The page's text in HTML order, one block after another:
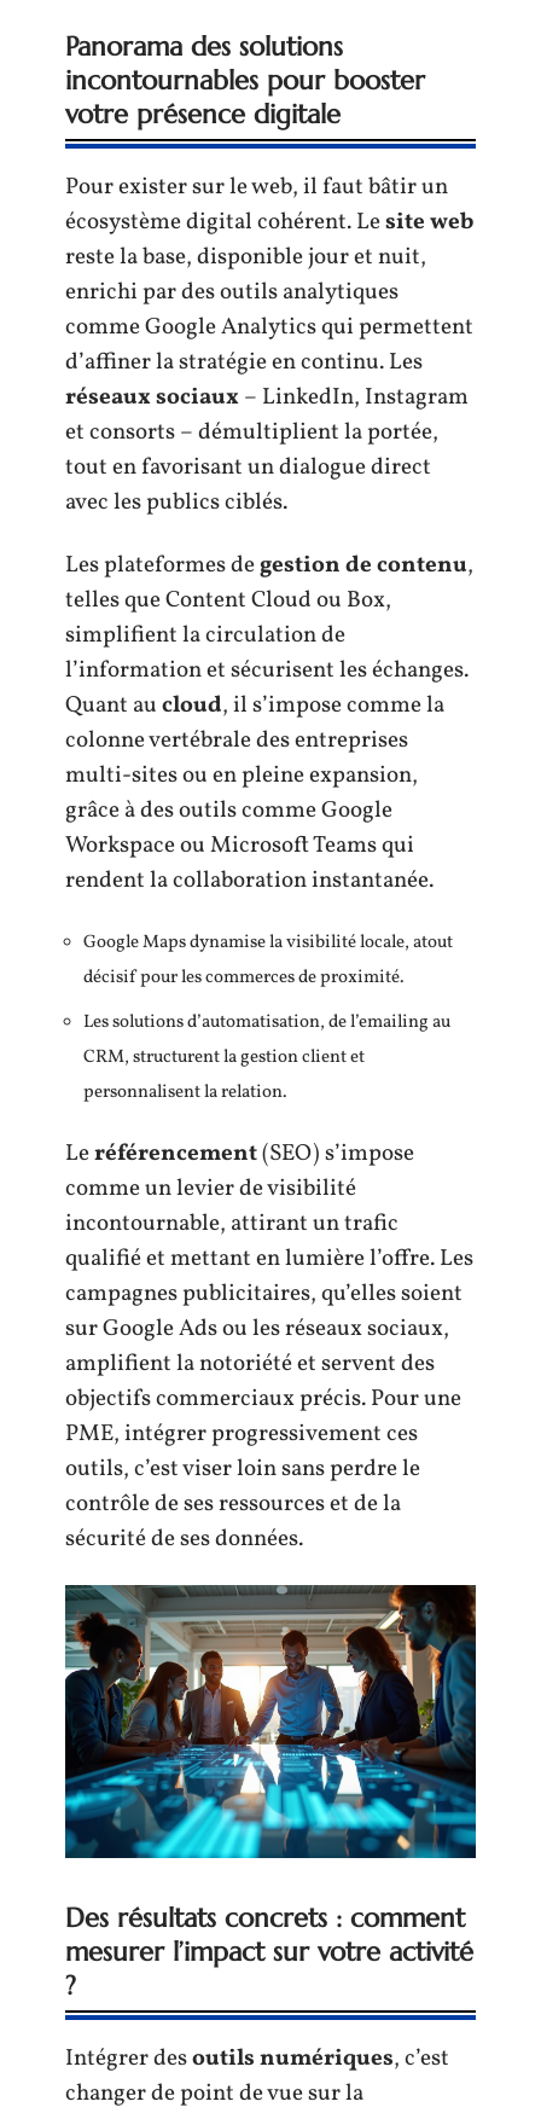
Panorama des solutions
incontournables pour booster
votre présence digitale
Pour exister sur le web, il faut bâtir un
écosystème digital cohérent. Lesite web
reste la base, disponible jour et nuit,
enrichi par des outils analytiques
comme Google Analytics qui permettent
d’affiner la stratégie en continu. Les
réseaux sociaux– LinkedIn, Instagram
et consorts – démultiplient la portée,
tout en favorisant un dialogue direct
avec les publics ciblés.
Les plateformes degestion de contenu,
telles que Content Cloud ou Box,
simplifient la circulation de
l’information et sécurisent les échanges.
Quant aucloud, il s’impose comme la
colonne vertébrale des entreprises
multi-sites ou en pleine expansion,
grâce à des outils comme Google
Workspace ou Microsoft Teams qui
rendent la collaboration instantanée.
Google Maps dynamise la visibilité locale, atout
décisif pour les commerces de proximité.
Les solutions d’automatisation, de l’emailing au
CRM, structurent la gestion client et
personnalisent la relation.
Leréférencement(SEO) s’impose
comme un levier de visibilité
incontournable, attirant un trafic
qualifié et mettant en lumière l’offre. Les
campagnes publicitaires, qu’elles soient
sur Google Ads ou les réseaux sociaux,
amplifient la notoriété et servent des
objectifs commerciaux précis. Pour une
PME, intégrer progressivement ces
outils, c’est viser loin sans perdre le
contrôle de ses ressources et de la
sécurité de ses données.
Des résultats concrets : comment
mesurer l’impact sur votre activité
?
Intégrer desoutils numériques, c’est
changer de point de vue sur la